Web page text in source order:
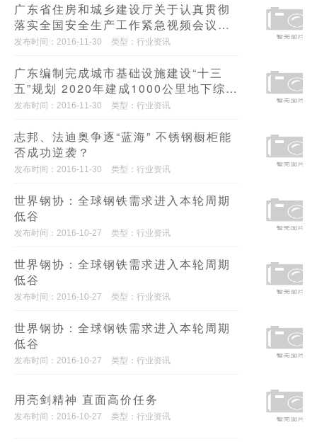
广东省住房和城乡建设厅关于认真贯彻
落实全国安全生产工作紧急视频会议精
神 切实抓好建筑施工安全生产工作的紧
发布时间：2016-11-30 类型：行业资讯
广东编制完成城市基础设施建设“十三
五”规划 2020年建成1000公里地下综合
管廊
发布时间：2016-11-30 类型：行业资讯
志邦、法迪奥争逐“蓝海” 不锈钢橱柜能
否成功逆袭？
发布时间：2016-11-30 类型：行业资讯
世界钢协：全球钢铁需求进入本轮周期
低谷
发布时间：2016-10-27 类型：行业资讯
世界钢协：全球钢铁需求进入本轮周期
低谷
发布时间：2016-10-27 类型：行业资讯
世界钢协：全球钢铁需求进入本轮周期
低谷
发布时间：2016-10-27 类型：行业资讯
用亮剑精神 直面高价任务
发布时间：2016-10-27 类型：行业资讯